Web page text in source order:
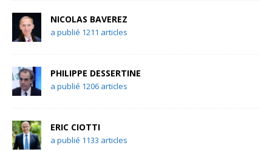
NICOLAS BAVEREZ
a publié 1211 articles
PHILIPPE DESSERTINE
a publié 1206 articles
ERIC CIOTTI
a publié 1133 articles